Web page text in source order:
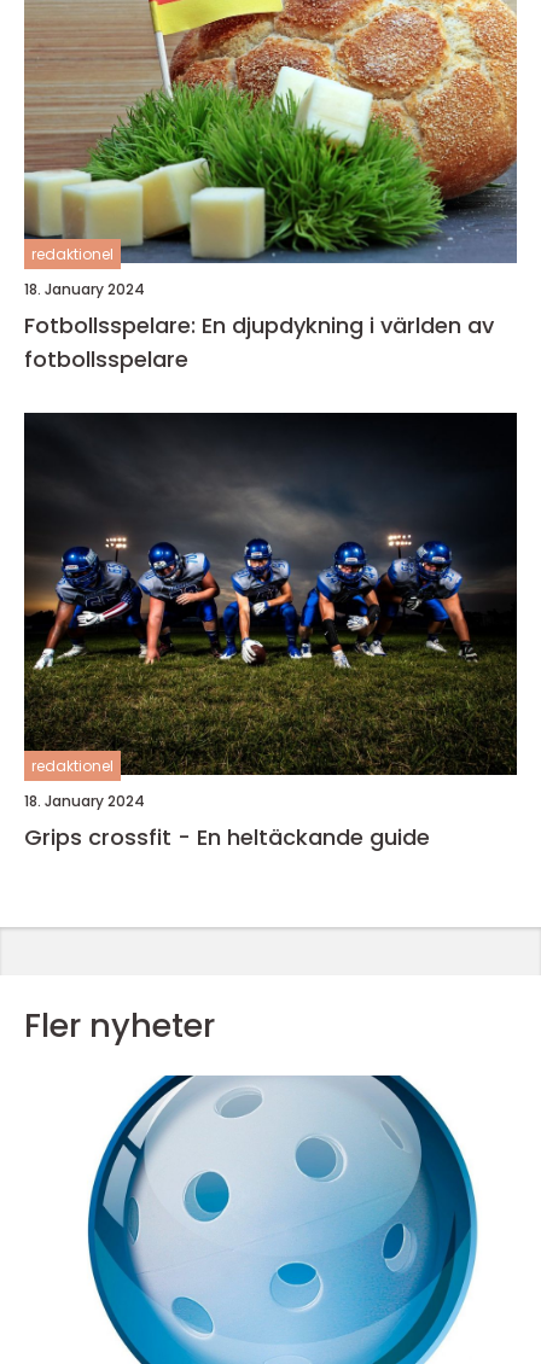
redaktionel
18. January 2024
Fotbollsspelare: En djupdykning i världen av
fotbollsspelare
redaktionel
18. January 2024
Grips crossfit - En heltäckande guide
Fler nyheter